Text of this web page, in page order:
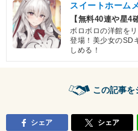
スイートホーム
【無料40連や星4
ボロボロの洋館を
登場！美少女のSD
しめる！
この記事を
シェア シェア